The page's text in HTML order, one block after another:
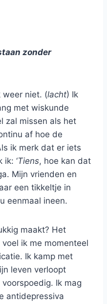
zonder
weer niet. (lacht) Ik
met wiskunde
zal missen als het
af hoe de
ik merk dat er iets
‘Tiens, hoe kan dat
Mijn vrienden en
een tikkeltje in
eenmaal ineen.
maakt? Het
ik me momenteel
Ik kamp met
leven verloopt
Ik mag
antidepressiva